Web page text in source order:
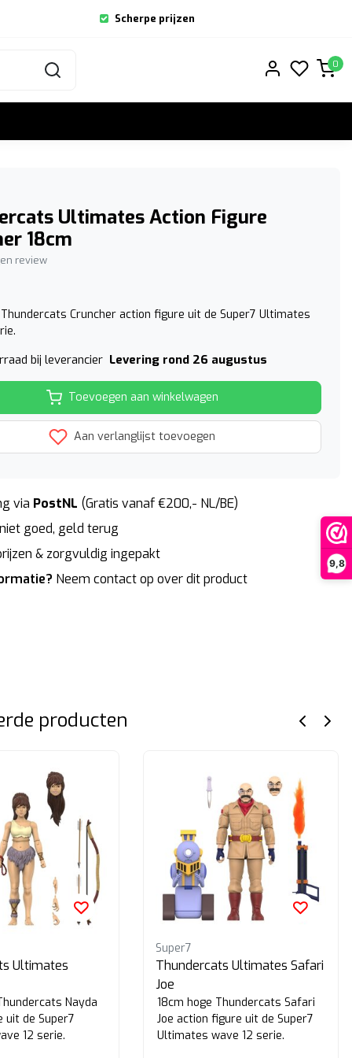
9,8
Scherpe prijzen
0
Ultimates Action Figure
18cm
review
Cruncher action figure uit de Super7 Ultimates
bij leverancier Levering rond 26 augustus
Toevoegen aan winkelwagen
Aan verlanglijst toevoegen
via PostNL (Gratis vanaf €200,- NL/BE)
goed, geld terug
& zorgvuldig ingepakt
Neem contact op over dit product
producten
Ultimates
Nayda
uit de Super7
12 serie.
Super7
Thundercats Ultimates Safari
Joe
18cm hoge Thundercats Safari
Joe action figure uit de Super7
Ultimates wave 12 serie.